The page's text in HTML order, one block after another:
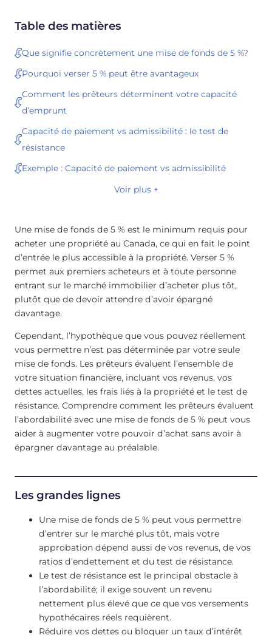
Table des matières
Que signifie concrètement une mise de fonds de 5 %?
Pourquoi verser 5 % peut être avantageux
Comment les prêteurs déterminent votre capacité
d’emprunt
Capacité de paiement vs admissibilité : le test de
résistance
Exemple : Capacité de paiement vs admissibilité
Voir plus +
Une mise de fonds de 5 % est le minimum requis pour
acheter une propriété au Canada, ce qui en fait le point
d’entrée le plus accessible à la propriété. Verser 5 %
permet aux premiers acheteurs et à toute personne
entrant sur le marché immobilier d’acheter plus tôt,
plutôt que de devoir attendre d’avoir épargné
davantage.
Cependant, l’hypothèque que vous pouvez réellement
vous permettre n’est pas déterminée par votre seule
mise de fonds. Les prêteurs évaluent l’ensemble de
votre situation financière, incluant vos revenus, vos
dettes actuelles, les frais liés à la propriété et le test de
résistance. Comprendre comment les prêteurs évaluent
l’abordabilité avec une mise de fonds de 5 % peut vous
aider à augmenter votre pouvoir d’achat sans avoir à
épargner davantage au préalable.
Les grandes lignes
Une mise de fonds de 5 % peut vous permettre
d’entrer sur le marché plus tôt, mais votre
approbation dépend aussi de vos revenus, de vos
ratios d’endettement et du test de résistance.
Le test de résistance est le principal obstacle à
l’abordabilité; il exige souvent un revenu
nettement plus élevé que ce que vos versements
hypothécaires réels requièrent.
Réduire vos dettes ou bloquer un taux d’intérêt